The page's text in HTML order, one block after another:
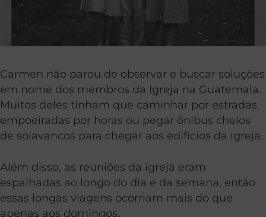
Carmen não parou de observar e buscar soluções
em nome dos membros da Igreja na Guatemala.
Muitos deles tinham que caminhar por estradas
empoeiradas por horas ou pegar ônibus cheios
de solavancos para chegar aos edifícios da igreja.
Além disso, as reuniões da igreja eram
espalhadas ao longo do dia e da semana, então
essas longas viagens ocorriam mais do que
apenas aos domingos.